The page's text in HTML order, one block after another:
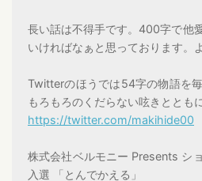
長い話は不得手です。400字で他
いければなぁと思っております。
Twitterのほうでは54字の物語を
もろもろのくだらない呟きととも
https://twitter.com/makihide00
株式会社ベルモニー Presents シ
入選 「とんでかえる」